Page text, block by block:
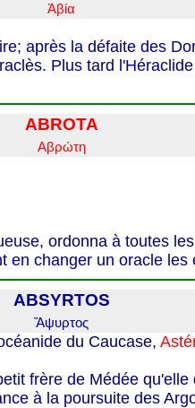
Ἀβία
après la défaite des
Plus tard l'Héraclide
ABROTA
Αβρώτη
ordonna à toutes
en changer un oracle les
ABSYRTOS
Ἄψυρτος
du Caucase,
frère de Médée
à la poursuite des